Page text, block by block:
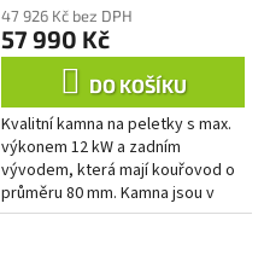
47 926 Kč bez DPH
57 990 Kč
DO KOŠÍKU
Kvalitní kamna na peletky s max.
výkonem 12 kW a zadním
vývodem, která mají kouřovod o
průměru 80 mm. Kamna jsou v
krásné červené barvě, která